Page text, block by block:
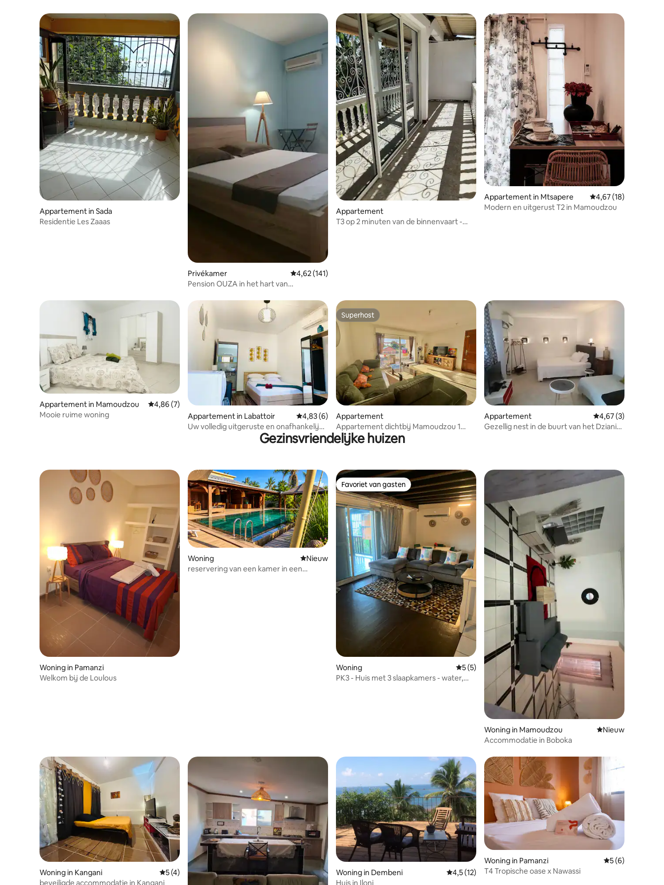
Appartement in Sada
Residentie Les Zaaas
Privékamer Gemiddelde beoordeling van 4,62 uit 5, 141 recensies
4,62 (141)
Pension OUZA in het hart van
Appartement
T3 op 2 minuten van de binnenvaart -
Appartement in Mtsapere Gemiddelde
4,67 (18)
Modern en uitgerust T2 in Mamoudzou
Appartement in Mamoudzou Gemiddelde beoordeling van 4,86 uit 5, 7 recensies
4,86 (7)
Mooie ruime woning
Appartement in Labattoir Gemiddelde beoordeling van 4,83 uit 5, 6 recensies
4,83 (6)
Uw volledig uitgeruste en onafhankelijke
Superhost
Superhost
Appartement
Appartement dichtbij Mamoudzou 1
slaapkamer
Appartement Gemiddelde
4,67 (3)
Gezellig nest in de buurt van het Dziani-
Gezinsvriendelijke huizen
Woning in Pamanzi
Welkom bij de Loulous
Woning Nieuwe accommodatie
Nieuw
reservering van een kamer in een
Favoriet van gasten
Favoriet van gasten
Woning Gemiddelde beoordeling van 5 uit 5, 5 recensies
5 (5)
PK3 - Huis met 3 slaapkamers - water,
Woning in Mamoudzou Nieuwe
Nieuw
Accommodatie in Boboka
Woning in Kangani Gemiddelde beoordeling van 5 uit 5, 4 recensies
5 (4)
beveiligde accommodatie in Kangani
Woning in Dembeni Gemiddelde beoordeling van 4,5 uit 5, 12 recensies
4,5 (12)
Huis in Iloni
Woning in Pamanzi Gemiddelde
5 (6)
T4 Tropische oase x Nawassi